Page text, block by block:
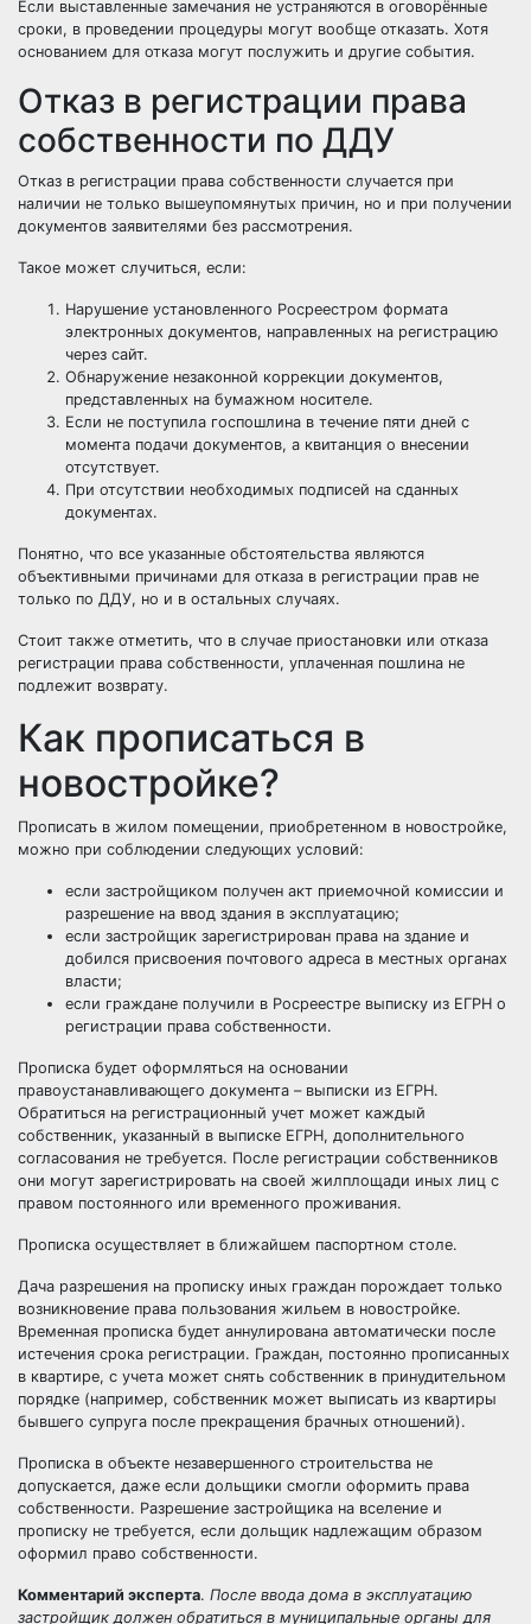
Если выставленные замечания не устраняются в оговорённые
сроки, в проведении процедуры могут вообще отказать. Хотя
основанием для отказа могут послужить и другие события.
Отказ в регистрации права
собственности по ДДУ
Отказ в регистрации права собственности случается при
наличии не только вышеупомянутых причин, но и при получении
документов заявителями без рассмотрения.
Такое может случиться, если:
Нарушение установленного Росреестром формата
электронных документов, направленных на регистрацию
через сайт.
Обнаружение незаконной коррекции документов,
представленных на бумажном носителе.
Если не поступила госпошлина в течение пяти дней с
момента подачи документов, а квитанция о внесении
отсутствует.
При отсутствии необходимых подписей на сданных
документах.
Понятно, что все указанные обстоятельства являются
объективными причинами для отказа в регистрации прав не
только по ДДУ, но и в остальных случаях.
Стоит также отметить, что в случае приостановки или отказа
регистрации права собственности, уплаченная пошлина не
подлежит возврату.
Как прописаться в
новостройке?
Прописать в жилом помещении, приобретенном в новостройке,
можно при соблюдении следующих условий:
если застройщиком получен акт приемочной комиссии и
разрешение на ввод здания в эксплуатацию;
если застройщик зарегистрирован права на здание и
добился присвоения почтового адреса в местных органах
власти;
если граждане получили в Росреестре выписку из ЕГРН о
регистрации права собственности.
Прописка будет оформляться на основании
правоустанавливающего документа – выписки из ЕГРН.
Обратиться на регистрационный учет может каждый
собственник, указанный в выписке ЕГРН, дополнительного
согласования не требуется. После регистрации собственников
они могут зарегистрировать на своей жилплощади иных лиц с
правом постоянного или временного проживания.
Прописка осуществляет в ближайшем паспортном столе.
Дача разрешения на прописку иных граждан порождает только
возникновение права пользования жильем в новостройке.
Временная прописка будет аннулирована автоматически после
истечения срока регистрации. Граждан, постоянно прописанных
в квартире, с учета может снять собственник в принудительном
порядке (например, собственник может выписать из квартиры
бывшего супруга после прекращения брачных отношений).
Прописка в объекте незавершенного строительства не
допускается, даже если дольщики смогли оформить права
собственности. Разрешение застройщика на вселение и
прописку не требуется, если дольщик надлежащим образом
оформил право собственности.
Комментарий эксперта. После ввода дома в эксплуатацию
застройщик должен обратиться в муниципальные органы для